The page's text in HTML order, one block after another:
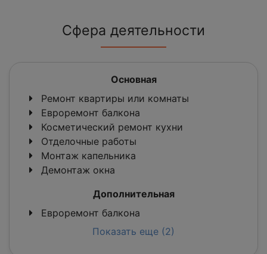
Сфера деятельности
Основная
Ремонт квартиры или комнаты
Евроремонт балкона
Косметический ремонт кухни
Отделочные работы
Монтаж капельника
Демонтаж окна
Дополнительная
Евроремонт балкона
Показать еще (2)